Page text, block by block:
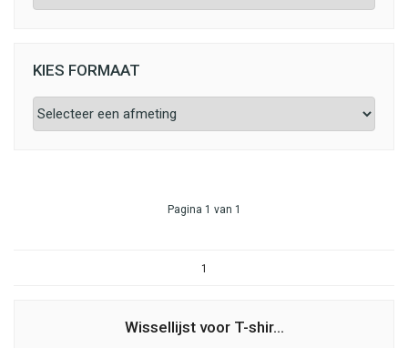
KIES FORMAAT
Pagina 1 van 1
1
Wissellijst voor T-shir...